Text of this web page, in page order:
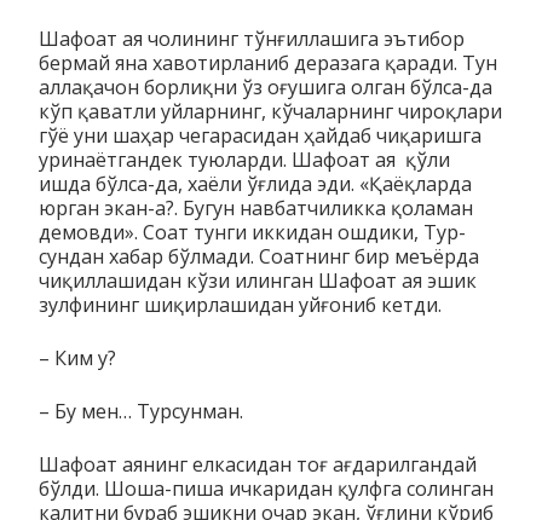
Шафоат ая чолининг тўнғиллашига эътибор
бермай яна ха­­во­тир­ланиб деразага қаради. Тун
аллақачон борлиқни ўз оғушига олган бўл­са-да
кўп қаватли уйларнинг, кўчаларнинг чи­роқлари
гўё уни шаҳар чегарасидан ҳайдаб чиқаришга
ури­на­ётгандек туюларди. Шафоат ая қўли
ишда бўлса-да, хаёли ўғлида эди. «Қаёқларда
юрган экан-а?. Бу­гун навбатчиликка қо­ламан
демовди». Соат тунги иккидан ошдики, Тур­
сундан ха­­­бар бўлмади. Соатнинг бир меъёрда
чиқиллашидан кўзи илин­­ган Шафоат ая эшик
зулфининг шиқирлаши­дан уйғониб кетди.
– Ким у?
– Бу мен… Турсунман.
Шафоат аянинг елкасидан тоғ ағдарилгандай
бўлди. Шоша-пиша ичкаридан қулфга солинган
калитни бураб эшикни очар экан, ўғлини кўриб